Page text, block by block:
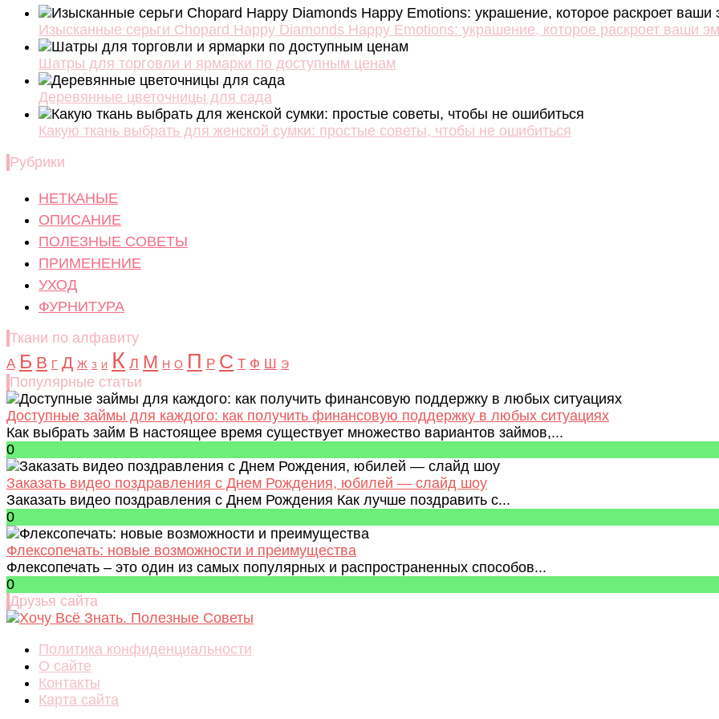
Изысканные серьги Chopard Happy Diamonds Happy Emotions: украшение, которое раскроет ваши
Шатры для торговли и ярмарки по доступным ценам
Деревянные цветочницы для сада
Какую ткань выбрать для женской сумки: простые советы, чтобы не ошибиться
Рубрики
НЕТКАНЫЕ
ОПИСАНИЕ
ПОЛЕЗНЫЕ СОВЕТЫ
ПРИМЕНЕНИЕ
УХОД
ФУРНИТУРА
Ткани по алфавиту
А Б В Г Д Ж З И К Л М Н О П Р С Т Ф Ш Э
Популярные статьи
Доступные займы для каждого: как получить финансовую поддержку в любых ситуациях
Как выбрать займ В настоящее время существует множество вариантов займов,...
0
Заказать видео поздравления с Днем Рождения, юбилей — слайд шоу
Заказать видео поздравления с Днем Рождения Как лучше поздравить с...
0
Флексопечать: новые возможности и преимущества
Флексопечать – это один из самых популярных и распространенных способов...
0
Друзья сайта
Политика конфиденциальности
О сайте
Контакты
Карта сайта